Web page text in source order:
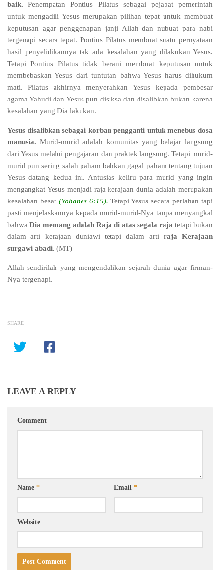
baik. Penempatan Pontius Pilatus sebagai pejabat pemerintah
untuk mengadili Yesus merupakan pilihan tepat untuk membuat
keputusan agar penggenapan janji Allah dan nubuat para nabi
tergenapi secara tepat. Pontius Pilatus membuat suatu pernyataan
hasil penyelidikannya tak ada kesalahan yang dilakukan Yesus.
Tetapi Pontius Pilatus tidak berani membuat keputusan untuk
membebaskan Yesus dari tuntutan bahwa Yesus harus dihukum
mati. Pilatus akhirnya menyerahkan Yesus kepada pembesar
agama Yahudi dan Yesus pun disiksa dan disalibkan bukan karena
kesalahan yang Dia lakukan.
Yesus disalibkan sebagai korban pengganti untuk menebus dosa
manusia. Murid-murid adalah komunitas yang belajar langsung
dari Yesus melalui pengajaran dan praktek langsung. Tetapi murid-
murid pun sering salah paham bahkan gagal paham tentang tujuan
Yesus datang kedua ini. Antusias keliru para murid yang ingin
mengangkat Yesus menjadi raja kerajaan dunia adalah merupakan
kesalahan besar (Yohanes 6:15). Tetapi Yesus secara perlahan tapi
pasti menjelaskannya kepada murid-murid-Nya tanpa menyangkal
bahwa Dia memang adalah Raja di atas segala raja tetapi bukan
dalam arti kerajaan duniawi tetapi dalam arti raja Kerajaan
surgawi abadi. (MT)
Allah sendirilah yang mengendalikan sejarah dunia agar firman-
Nya tergenapi.
SHARE
LEAVE A REPLY
Comment
Name * Email *
Website